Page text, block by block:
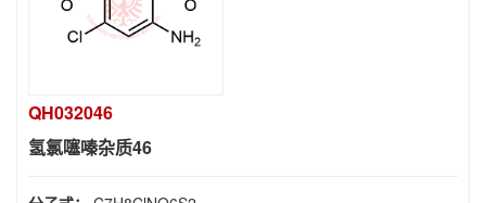
QH032046
氢氯噻嗪杂质46